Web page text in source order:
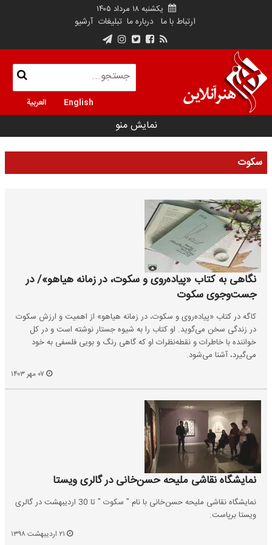
یکشنبه ۱۸ مرداد ۱۴۰۵
ارتباط با ما درباره ما تبلیغات آرشیو
English العربية
نمایش منو
سکوت
نگاهی به کتاب «پیاده‌روی و سکوت، در زمانه هیاهو»/ در
جست‌وجوی سکوت
کاگه در کتاب «پیاده‌روی و سکوت، در زمانه هیاهو» از اهمیت و ارزش سکوت
در زندگی سخن می‌گوید. او کتاب را به شیوه جستار نوشته است و در کل
خواننده با خاطرات و نقطه‌نظرات او که گاهی رنگ و بویی فلسفی به خود
می‌گیرد، آشنا می‌شود.
نمایشگاه نقاشی ملیحه حسن‌خانی در گالری ویستا
نمایشگاه نقاشی ملیحه حسن‌خانی با نام " سکوت " تا 30 اردیبهشت در گالری
ویستا برپاست.